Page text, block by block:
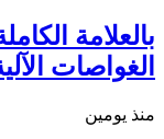
الغواصات
منذ يومين